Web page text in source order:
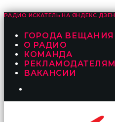
РАДИО ИСКАТЕЛЬ НА ЯНДЕКС ДЗЕН
ГОРОДА ВЕЩАНИЯ
О РАДИО
КОМАНДА
РЕКЛАМОДАТЕЛЯМ
ВАКАНСИИ